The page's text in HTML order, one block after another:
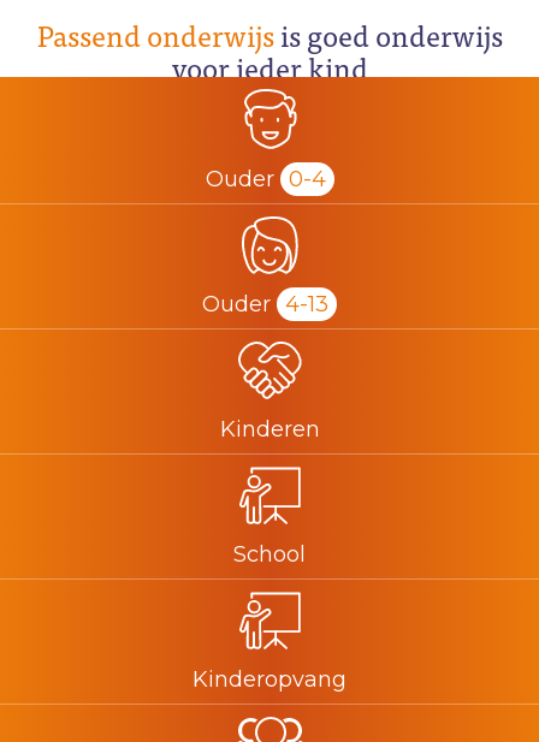
Passend onderwijsis goed onderwijs
voor ieder kind
Ouder 0-4
Ouder 4-13
Kinderen
School
Kinderopvang